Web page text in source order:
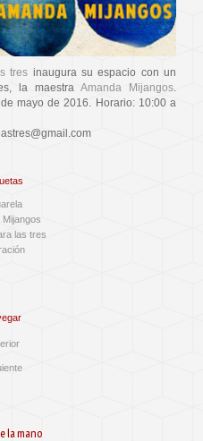
tres inaugura su espacio con un
la maestraAmanda Mijangos
mayo de 2016. Horario: 10:00 a
Mijangos
las tres
la mano